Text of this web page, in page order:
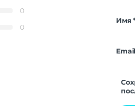
0
0
Имя